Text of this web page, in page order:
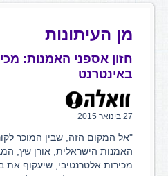
מן העיתונות
חזון אספני האמנות:
באינטרנט
27 בינואר 2015
"אל המקום הזה, שבין המוכר
האמנות הישראלית, אורן שץ,
מכירות אלטרנטיבי, שיעקוף את